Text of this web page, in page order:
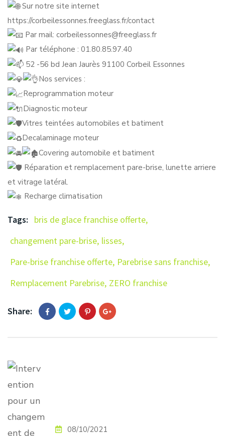
Sur notre site internet
https://corbeilessonnes.freeglass.fr/contact
Par mail: corbeilessonnes@freeglass.fr
Par téléphone : 01.80.85.97.40
52 -56 bd Jean Jaurès 91100 Corbeil Essonnes
Nos services :
Reprogrammation moteur
Diagnostic moteur
Vitres teintées automobiles et batiment
Decalaminage moteur
Covering automobile et batiment
Réparation et remplacement pare-brise, lunette arriere
et vitrage latéral.
Recharge climatisation
Tags: bris de glace franchise offerte,
changement pare-brise, lisses,
Pare-brise franchise offerte, Parebrise sans franchise,
Remplacement Parebrise, ZERO franchise
Share:
08/10/2021